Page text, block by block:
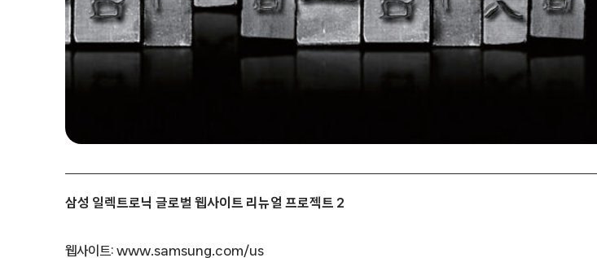
삼성 일렉트로닉 글로벌 웹사이트 리뉴얼 프로젝트 2
웹사이트: www.samsung.com/us